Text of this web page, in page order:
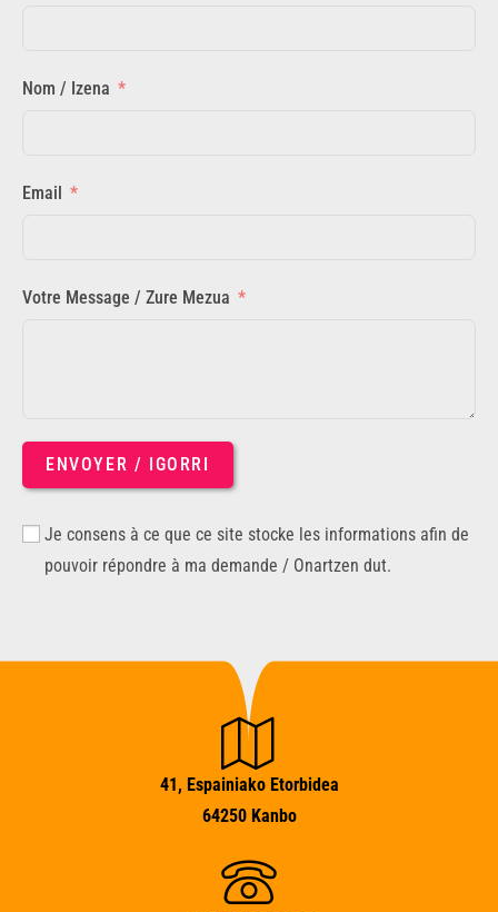
Nom / Izena
Email
Votre Message / Zure Mezua
ENVOYER / IGORRI
Je consens à ce que ce site stocke les informations afin de
pouvoir répondre à ma demande / Onartzen dut.
41, Espainiako Etorbidea
64250 Kanbo